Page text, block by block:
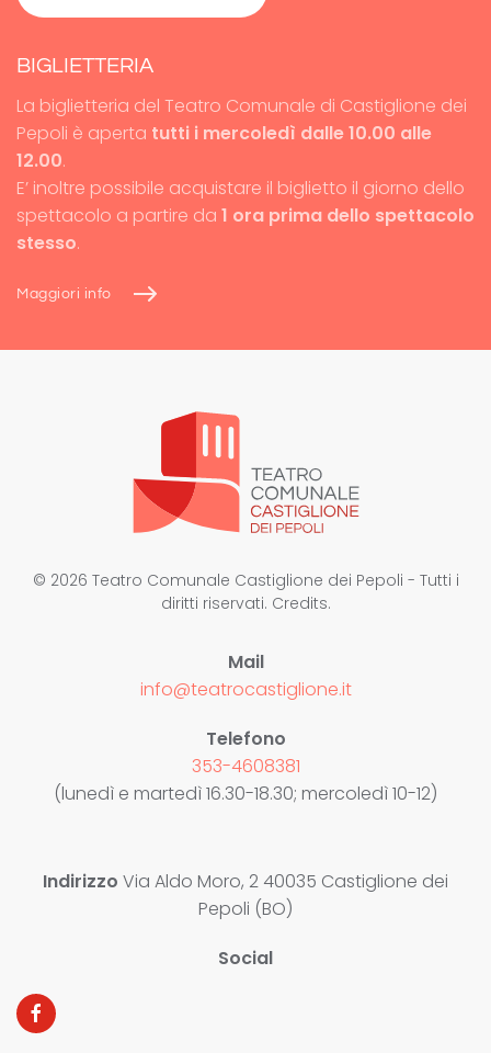
BIGLIETTERIA
La biglietteria del Teatro Comunale di Castiglione dei
Pepoli è aperta tutti i mercoledì dalle 10.00 alle
12.00.
E’ inoltre possibile acquistare il biglietto il giorno dello
spettacolo a partire da 1 ora prima dello spettacolo
stesso.
Maggiori info
© 2026 Teatro Comunale Castiglione dei Pepoli - Tutti i
diritti riservati. Credits.
Mail
info@teatrocastiglione.it
Telefono
353-4608381
(lunedì e martedì 16.30-18.30; mercoledì 10-12)
Indirizzo Via Aldo Moro, 2 40035 Castiglione dei
Pepoli (BO)
Social